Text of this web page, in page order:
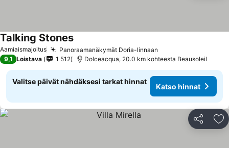
Aamiaismajoitus Panoraamanäkymät Doria-linnaan
Talking Stones
9,1 Loistava 1 512 Dolceacqua, 20.0 km kohteesta Beausoleil
Valitse päivät nähdäksesi tarkat hinnat
Katso hinnat
Jaa